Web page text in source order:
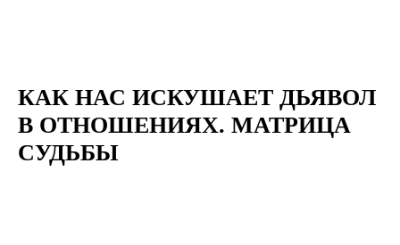
КАК НАС ИСКУШАЕТ ДЬЯВОЛ
В ОТНОШЕНИЯХ. МАТРИЦА
СУДЬБЫ